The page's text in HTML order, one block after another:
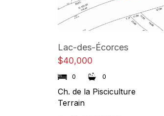
Lac-des-Écorces
$40,000
0 0
Ch. de la Pisciculture
Terrain